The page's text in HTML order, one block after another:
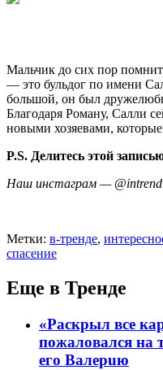
Мальчик до сих пор
— это бульдог по имени
большой, он был
Благодаря Роману, Салли
новыми хозяевами,
P.S. Делитесь этой
Наш инстаграм —
Метки: в-тренде,
спасение
Еще в Тренде
«Раскрыл все
пожалoвался на
его Вaлepuю